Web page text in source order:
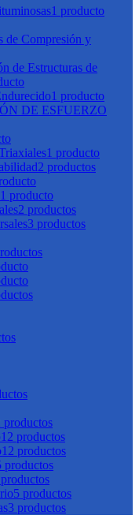
1 producto
de Compresión y
de Estructuras de
1 producto
DE ESFUERZO
1 producto
2 productos
1 producto
2 productos
3 productos
productos
12 productos
12 productos
productos
5 productos
3 productos